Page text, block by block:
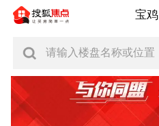
宝鸡
请输入楼盘名称或位置